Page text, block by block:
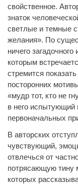
свойственное.
знаток
светлые и темные
желания». По
ничего
которым
стремится
посторонних
«мудр тот, кто не
в него испытующий
первоначальных
В авторских
чувствующий,
отвлечься от
потрясающую тину
которых